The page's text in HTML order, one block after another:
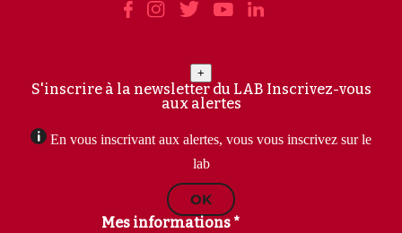
+
S'inscrire à la newsletter du LAB Inscrivez-vous
aux alertes
En vous inscrivant aux alertes, vous vous inscrivez sur le
lab
OK
Mes informations *